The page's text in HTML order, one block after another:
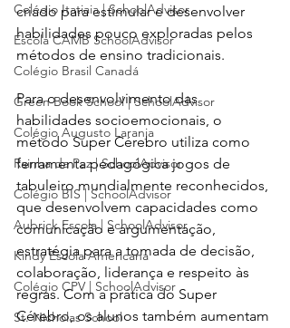
Colégio Itatiaia | SchoolAdvisor
Escola CAMB SchoolAdvisor
Colégio Brasil Canadá
Green Book School | SchoolAdvisor
Colégio Augusto Laranja
Rainha da Paz | SchoolAdvisor
Colégio BIS | SchoolAdvisor
Aubrick Escola | SchoolAdvisor
Kindy Escola Americana
Colégio CPV | SchoolAdvisor
St. Nicholas School
criado para estimular e desenvolver
habilidades pouco exploradas pelos
métodos de ensino tradicionais.
Para o desenvolvimento das
habilidades socioemocionais, o
método Super Cérebro utiliza como
ferramenta pedagógica jogos de
tabuleiro mundialmente reconhecidos,
que desenvolvem capacidades como
comunicação e argumentação,
estratégia para a tomada de decisão,
colaboração, liderança e respeito às
regras. Com a prática do Super
Cérebro, os alunos também aumentam